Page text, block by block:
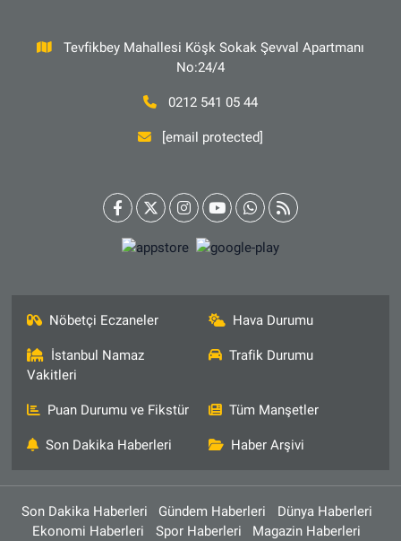
Tevfikbey Mahallesi Köşk Sokak Şevval Apartmanı
No:24/4
0212 541 05 44
[email protected]
Nöbetçi Eczaneler Hava Durumu
İstanbul Namaz
Vakitleri
Trafik Durumu
Puan Durumu ve Fikstür Tüm Manşetler
Son Dakika Haberleri Haber Arşivi
Son Dakika Haberleri Gündem Haberleri
Dünya Haberleri
Ekonomi Haberleri
Spor Haberleri Magazin Haberleri